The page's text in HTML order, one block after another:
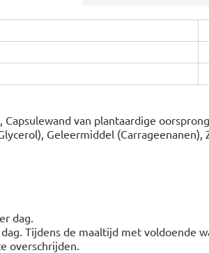
van plantaardige
Geleermiddel (Carrageenanen),
dag.
Tijdens de maaltijd met voldoende
overschrijden.